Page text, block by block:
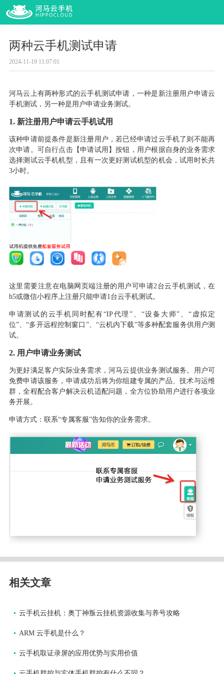
两种云手机测试申请
2024-11-19 11:07:01
河马云上有两种形式的云手机测试申请，一种是新注册用户申请云
手机测试，另一种是用户申请业务测试。
1. 新注册用户申请云手机试用
该种申请前提条件是新注册用户，若已经申请过云手机了则不能再
次申请。可自行点击【申请试用】按钮，用户根据自身的业务需求
选择测试云手机机型，且有一次更好测试机型的机会，试用时长共
3小时。
这里需要注意在电脑网页端注册的用户可申请2台云手机测试，在
h5或微信小程序上注册只能申请1台云手机测试。
申请测试的云手机同时配有“IP代理”、“设备大师”、“虚拟定
位”、“多开远程控制窗口”、“云机内下载”等多种配套服务供用户测
试。
2. 用户申请业务测试
为更好满足客户实际业务需求，河马云提供业务测试服务。用户可
免费申请该服务，申请成功后将为你组建专属的产品、技术与运维
群，全程配合客户解决云机适配问题，全方位协助用户进行各项业
务开展。
申请方式：联系“专属客服”告知你的业务需求。
相关文章
云手机云挂机：奥丁神叛云挂机资源收集与养号攻略
ARM 云手机是什么？
云手机取证录屏的应用优势与实用价值